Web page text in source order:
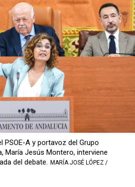
PSOE-A y portavoz del Grupo
María Jesús Montero, interviene
del debate. MARÍA JOSÉ LÓPEZ /